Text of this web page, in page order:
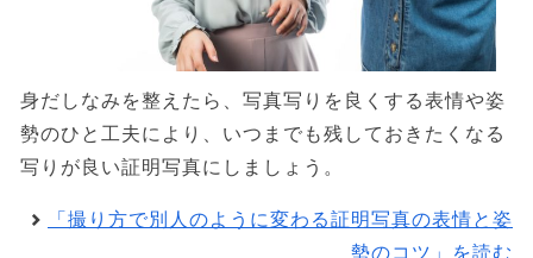
身だしなみを整えたら、写真写りを良くする表情や姿
勢のひと工夫により、いつまでも残しておきたくなる
写りが良い証明写真にしましょう。
「撮り方で別人のように変わる証明写真の表情と姿
勢のコツ」を読む